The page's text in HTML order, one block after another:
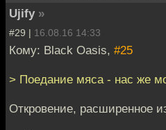
Ujify »
#29 | 16.08.16 14:33
Кому: Black Oasis, #25
> Поедание мяса - нас же
Откровение, расширенное